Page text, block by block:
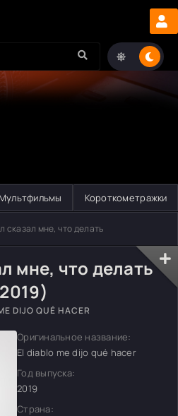
Мультфильмы Короткометражки
сказал мне, что делать
мне, что делать
DIJO QUÉ HACER
Оригинальное название:
El diablo me dijo qué hacer
Год выпуска:
2019
Страна: